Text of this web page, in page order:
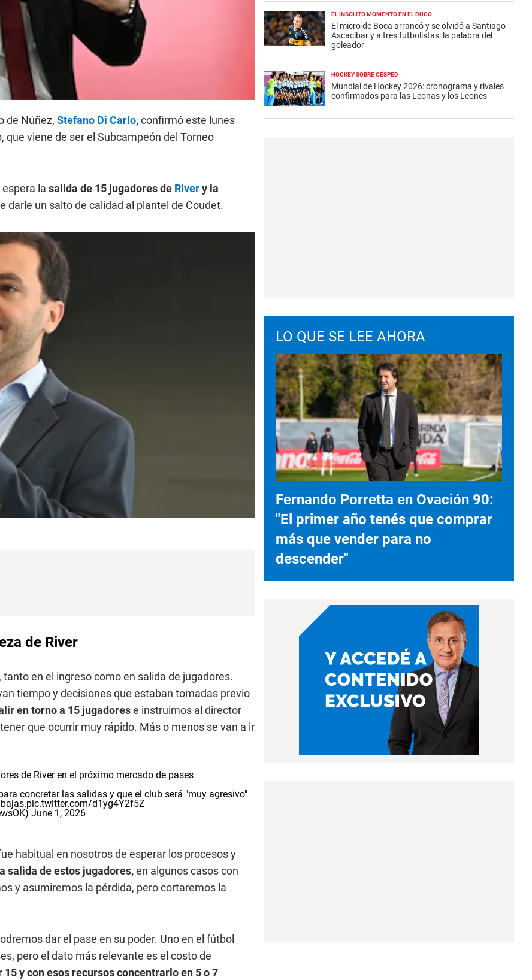
de Núñez, Stefano Di Carlo,confirmó este lunes
viene de ser el Subcampeón del Torneo
espera la salida de 15 jugadores de Rivery la
darle un salto de calidad al plantel de Coudet.
de River
tanto en el ingreso como en salida de jugadores.
tiempo y decisiones que estaban tomadas previo
en torno a 15 jugadorese instruimos al director
que ocurrir muy rápido. Más o menos se van a ir
de River en el próximo mercado de pases
concretar las salidas y que el club será "muy agresivo"
pic.twitter.com/d1yg4Y2f5Z
June 1, 2026
habitual en nosotros de esperar los procesos y
salida de estos jugadores,en algunos casos con
y asumiremos la pérdida, pero cortaremos la
dar el pase en su poder. Uno en el fútbol
pero el dato más relevante es el costo de
15 y con esos recursos concentrarlo en 5 o 7
EL INSÓLITO MOMENTO EN EL DUCÓ
El micro de Boca arrancó y se olvidó a Santiago
Ascacíbar y a tres futbolistas: la palabra del
goleador
HOCKEY SOBRE CÉSPED
Mundial de Hockey 2026: cronograma y rivales
confirmados para las Leonas y los Leones
LO QUE SE LEE AHORA
Fernando Porretta en Ovación 90:
"El primer año tenés que comprar
más que vender para no
descender"